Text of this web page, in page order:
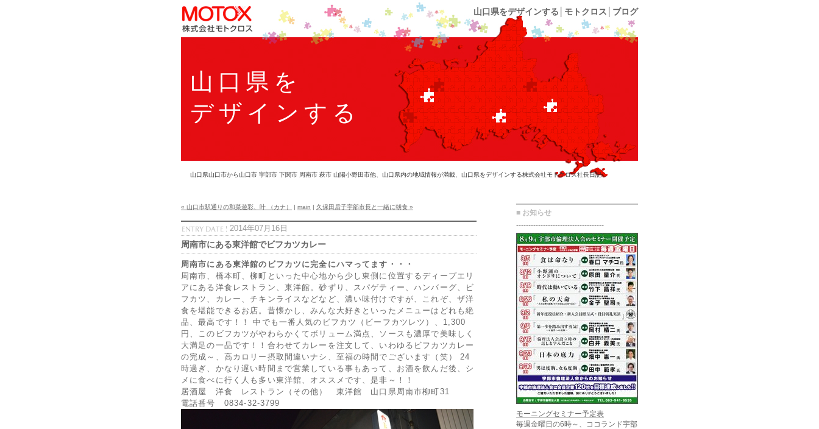
山口県をデザインする│モトクロス│ブログ
山口県を
デザインする
山口県山口市から山口市 宇部市 下関市 周南市 萩市 山陽小野田市他、山口県内の地域情報が満載、山口県をデザインする株式会社モトクロス社長日記
« 山口市駅通りの和菜遊彩、叶 （カナ） | main | 久保田后子宇部市長と一緒に朝食 »
2014年07月16日
周南市にある東洋館でビフカツカレー
周南市にある東洋館のビフカツに完全にハマってます・・・
周南市、橋本町、柳町といった中心地から少し東側に位置するディープエリ
アにある洋食レストラン、東洋館。砂ずり、スパゲティー、ハンバーグ、ビ
フカツ、カレー、チキンライスなどなど、濃い味付けですが、これぞ、ザ洋
食を堪能できるお店。昔懐かし、みんな大好きといったメニューはどれも絶
品、最高です！！ 中でも一番人気のビフカツ（ビーフカツレツ）、1,300
円、このビフカツがやわらかくてボリューム満点、ソースも濃厚で美味しく
大満足の一品です！！合わせてカレーを注文して、いわゆるビフカツカレー
の完成～、高カロリー摂取間違いナシ、至福の時間でございます（笑） 24
時過ぎ、かなり遅い時間まで営業している事もあって、お酒を飲んだ後、シ
メに食べに行く人も多い東洋館、オススメです、是非～！！
居酒屋 洋食 レストラン（その他） 東洋館 山口県周南市柳町31
電話番号 0834-32-3799
■ お知らせ
------------------------------------
モーニングセミナー予定表
毎週金曜日の6時～、ココランド宇部